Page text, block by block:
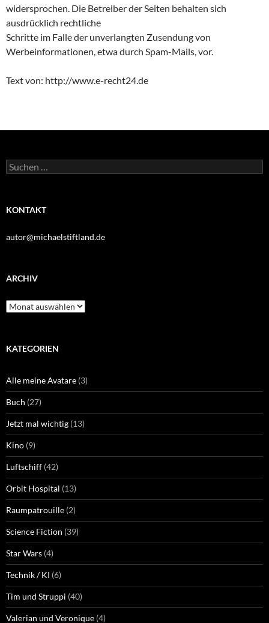
widersprochen. Die Betreiber der Seiten behalten sich
ausdrücklich rechtliche
Schritte im Falle der unverlangten Zusendung von
Werbeinformationen, etwa durch Spam-Mails, vor.
Text von: http://www.e-recht24.de
Suchen
nach:
KONTAKT
autor@michaelstiftland.de
ARCHIV
Archiv
KATEGORIEN
Alle meine Avatare (3)
Buch (27)
Jetzt mal wichtig (13)
Kino (9)
Luftschiff (42)
Orbit Hospital (13)
Raumpatrouille (2)
Science Fiction (39)
Star Wars (4)
Technik / KI (6)
Tim und Struppi (40)
Valerian und Veronique (4)